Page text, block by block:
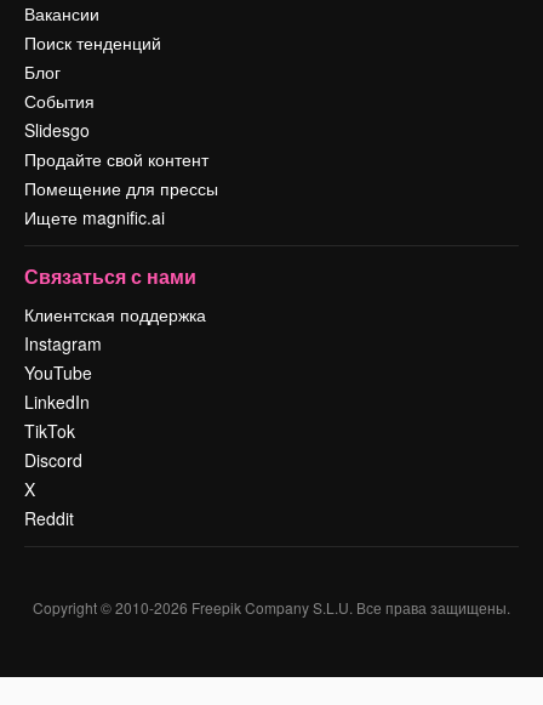
Вакансии
Поиск тенденций
Блог
События
Slidesgo
Продайте свой контент
Помещение для прессы
Ищете magnific.ai
Связаться с нами
Клиентская поддержка
Instagram
YouTube
LinkedIn
TikTok
Discord
X
Reddit
Copyright © 2010-2026 Freepik Company S.L.U. Все права защищены.